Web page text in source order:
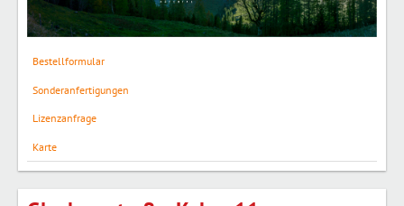
Bestellformular
Sonderanfertigungen
Lizenzanfrage
Karte